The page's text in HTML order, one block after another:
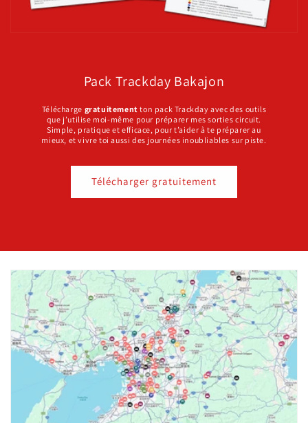
Pack Trackday Bakajon
Télécharge gratuitement ton pack Trackday avec des outils
que j’utilise moi-même pour préparer mes sorties circuit.
Simple, pratique et efficace, pour t’aider à te préparer au
mieux, et vivre toi aussi des journées inoubliables sur piste.
Télécharger gratuitement